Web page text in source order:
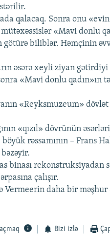
qalacaq. Sonra onu
«Mavi donlu
götürə biliblər. Həmçinin
əsərə xeyli ziyan
«Mavi donlu qadın»ın
«Reyksmuzeum»
«qızıl» dövrünün
rəssamının – Frans
binası rekonstruksiyadan
çalışır.
Vermeerin daha bir məşhur
Bizi izlə